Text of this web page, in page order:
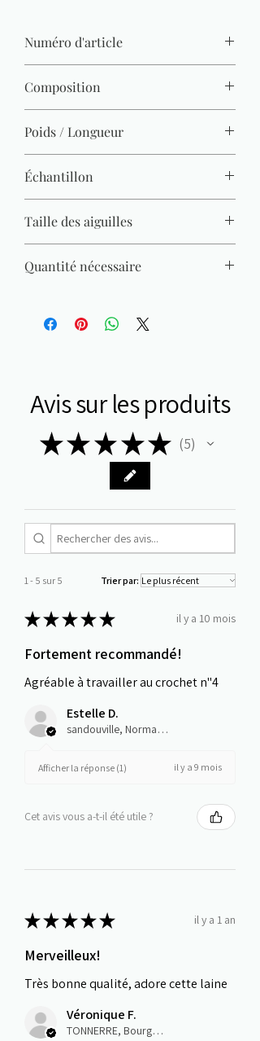
Numéro d'article
Composition
Poids / Longueur
Échantillon
Taille des aiguilles
Quantité nécessaire
Avis sur les produits
★★ ★ ★★ 5
5
1 - 5 sur 5 Trier par:
★★★★★ il y a 10 mois
Fortement recommandé!
Agréable à travailler au crochet n"4
Estelle D.
sandouville, Normandie
Afficher la réponse (1) il y a 9 mois
Cet avis vous a-t-il été utile ?
★★★★★ il y a 1 an
Merveilleux!
Très bonne qualité, adore cette laine
Véronique F.
TONNERRE, Bourgogne-Franche-Comté